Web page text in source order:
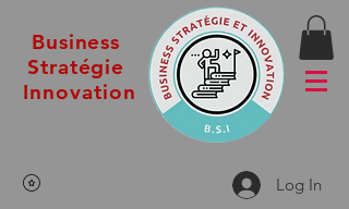
Business
Stratégie
Innovation
Log In